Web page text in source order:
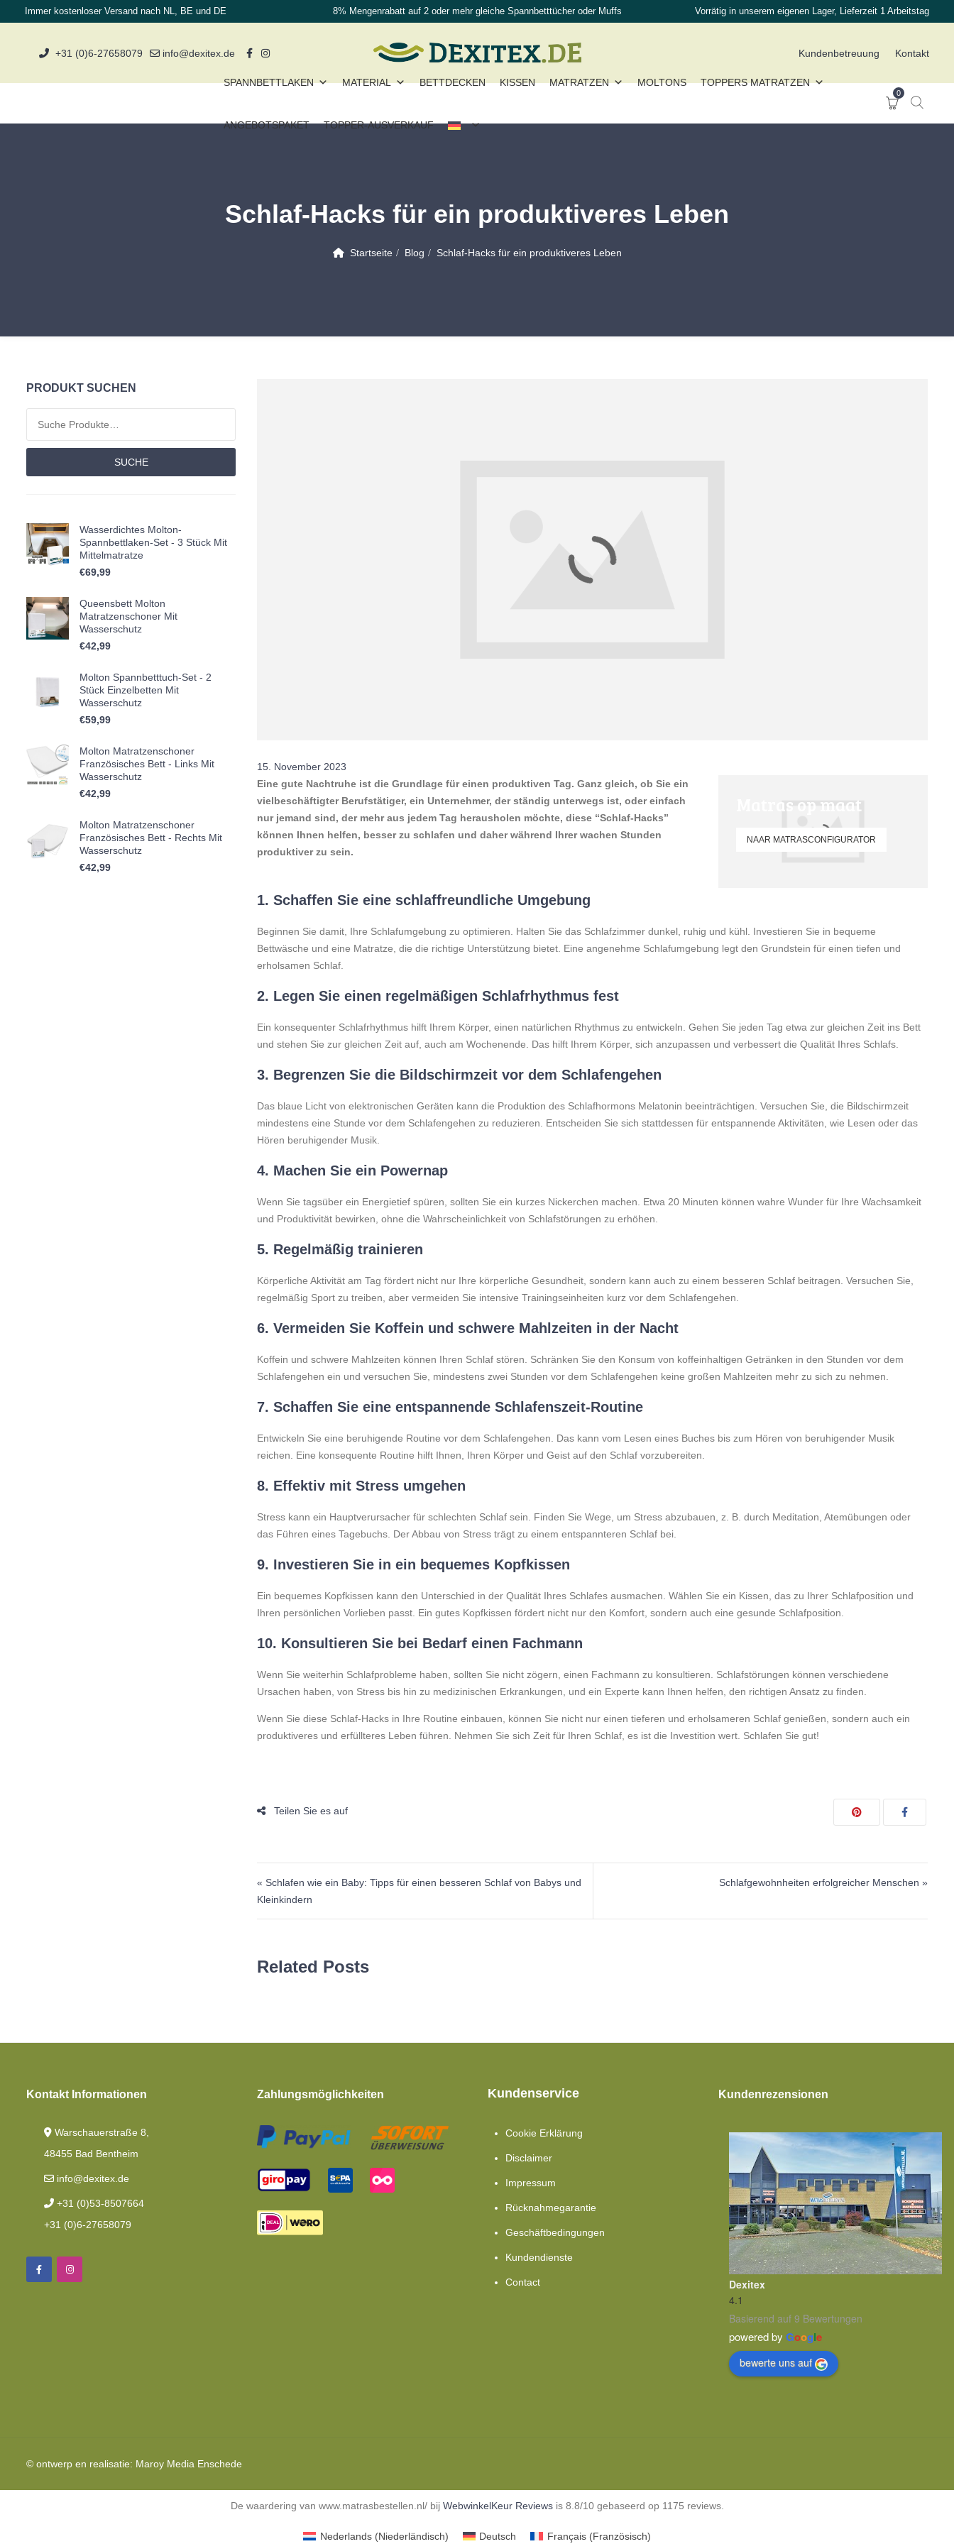
Immer kostenloser Versand nach NL, BE und DE 8% Mengenrabatt auf 2 oder mehr gleiche Spannbetttücher oder Muffs Vorrätig in unserem eigenen Lager, Lieferzeit 1 Arbeitstag
+31 (0)6-27658079 info@dexitex.de Kundenbetreuung Kontakt
SPANNBETTLAKEN MATERIAL BETTDECKEN KISSEN MATRATZEN MOLTONS TOPPERS MATRATZEN
ANGEBOTSPAKET TOPPER-AUSVERKAUF
0
Schlaf-Hacks für ein produktiveres Leben
Startseite Blog Schlaf-Hacks für ein produktiveres Leben
15. November 2023
Eine gute Nachtruhe ist die Grundlage für einen produktiven Tag. Ganz gleich, ob Sie ein
vielbeschäftigter Berufstätiger, ein Unternehmer, der ständig unterwegs ist, oder einfach
nur jemand sind, der mehr aus jedem Tag herausholen möchte, diese “Schlaf-Hacks”
können Ihnen helfen, besser zu schlafen und daher während Ihrer wachen Stunden
produktiver zu sein.
Matras op maat
NAAR MATRASCONFIGURATOR
1. Schaffen Sie eine schlaffreundliche Umgebung
Beginnen Sie damit, Ihre Schlafumgebung zu optimieren. Halten Sie das Schlafzimmer dunkel, ruhig und kühl. Investieren Sie in bequeme
Bettwäsche und eine Matratze, die die richtige Unterstützung bietet. Eine angenehme Schlafumgebung legt den Grundstein für einen tiefen und
erholsamen Schlaf.
2. Legen Sie einen regelmäßigen Schlafrhythmus fest
Ein konsequenter Schlafrhythmus hilft Ihrem Körper, einen natürlichen Rhythmus zu entwickeln. Gehen Sie jeden Tag etwa zur gleichen Zeit ins Bett
und stehen Sie zur gleichen Zeit auf, auch am Wochenende. Das hilft Ihrem Körper, sich anzupassen und verbessert die Qualität Ihres Schlafs.
3. Begrenzen Sie die Bildschirmzeit vor dem Schlafengehen
Das blaue Licht von elektronischen Geräten kann die Produktion des Schlafhormons Melatonin beeinträchtigen. Versuchen Sie, die Bildschirmzeit
mindestens eine Stunde vor dem Schlafengehen zu reduzieren. Entscheiden Sie sich stattdessen für entspannende Aktivitäten, wie Lesen oder das
Hören beruhigender Musik.
4. Machen Sie ein Powernap
Wenn Sie tagsüber ein Energietief spüren, sollten Sie ein kurzes Nickerchen machen. Etwa 20 Minuten können wahre Wunder für Ihre Wachsamkeit
und Produktivität bewirken, ohne die Wahrscheinlichkeit von Schlafstörungen zu erhöhen.
5. Regelmäßig trainieren
Körperliche Aktivität am Tag fördert nicht nur Ihre körperliche Gesundheit, sondern kann auch zu einem besseren Schlaf beitragen. Versuchen Sie,
regelmäßig Sport zu treiben, aber vermeiden Sie intensive Trainingseinheiten kurz vor dem Schlafengehen.
6. Vermeiden Sie Koffein und schwere Mahlzeiten in der Nacht
Koffein und schwere Mahlzeiten können Ihren Schlaf stören. Schränken Sie den Konsum von koffeinhaltigen Getränken in den Stunden vor dem
Schlafengehen ein und versuchen Sie, mindestens zwei Stunden vor dem Schlafengehen keine großen Mahlzeiten mehr zu sich zu nehmen.
7. Schaffen Sie eine entspannende Schlafenszeit-Routine
Entwickeln Sie eine beruhigende Routine vor dem Schlafengehen. Das kann vom Lesen eines Buches bis zum Hören von beruhigender Musik
reichen. Eine konsequente Routine hilft Ihnen, Ihren Körper und Geist auf den Schlaf vorzubereiten.
8. Effektiv mit Stress umgehen
Stress kann ein Hauptverursacher für schlechten Schlaf sein. Finden Sie Wege, um Stress abzubauen, z. B. durch Meditation, Atemübungen oder
das Führen eines Tagebuchs. Der Abbau von Stress trägt zu einem entspannteren Schlaf bei.
9. Investieren Sie in ein bequemes Kopfkissen
Ein bequemes Kopfkissen kann den Unterschied in der Qualität Ihres Schlafes ausmachen. Wählen Sie ein Kissen, das zu Ihrer Schlafposition und
Ihren persönlichen Vorlieben passt. Ein gutes Kopfkissen fördert nicht nur den Komfort, sondern auch eine gesunde Schlafposition.
10. Konsultieren Sie bei Bedarf einen Fachmann
Wenn Sie weiterhin Schlafprobleme haben, sollten Sie nicht zögern, einen Fachmann zu konsultieren. Schlafstörungen können verschiedene
Ursachen haben, von Stress bis hin zu medizinischen Erkrankungen, und ein Experte kann Ihnen helfen, den richtigen Ansatz zu finden.
Wenn Sie diese Schlaf-Hacks in Ihre Routine einbauen, können Sie nicht nur einen tieferen und erholsameren Schlaf genießen, sondern auch ein
produktiveres und erfüllteres Leben führen. Nehmen Sie sich Zeit für Ihren Schlaf, es ist die Investition wert. Schlafen Sie gut!
Beitragsnavigation
« Schlafen wie ein Baby: Tipps für einen besseren Schlaf von Babys und
Kleinkindern
Schlafgewohnheiten erfolgreicher Menschen »
Related Posts
PRODUKT SUCHEN
SUCHE
Wasserdichtes Molton-
Spannbettlaken-Set - 3 Stück Mit
Mittelmatratze
€69,99
Queensbett Molton
Matratzenschoner Mit
Wasserschutz
€42,99
Molton Spannbetttuch-Set - 2
Stück Einzelbetten Mit
Wasserschutz
€59,99
Molton Matratzenschoner
Französisches Bett - Links Mit
Wasserschutz
€42,99
Molton Matratzenschoner
Französisches Bett - Rechts Mit
Wasserschutz
€42,99
Kontakt Informationen
Warschauerstraße 8,
48455 Bad Bentheim
info@dexitex.de
+31 (0)53-8507664
+31 (0)6-27658079
Zahlungsmöglichkeiten Kundenservice
Cookie Erklärung
Disclaimer
Impressum
Rücknahmegarantie
Geschäftbedingungen
Kundendienste
Contact
Kundenrezensionen
Dexitex
4.1
Basierend auf 9 Bewertungen
powered by Google
bewerte uns auf
© ontwerp en realisatie: Maroy Media Enschede
De waardering van www.matrasbestellen.nl/ bij WebwinkelKeur Reviewsis 8.8/10 gebaseerd op 1175 reviews.
Nederlands(Niederländisch) Deutsch Français(Französisch)